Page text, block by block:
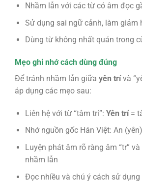
Nhầm lẫn với các từ có âm đọc
Sử dụng sai ngữ cảnh, làm giảm
Dùng từ không nhất quán trong
Mẹo ghi nhớ cách dùng đúng
Để tránh nhầm lẫn giữa yên trívà
áp dụng các mẹo sau:
Liên hệ với từ “tâm trí”: Yên trí=
Nhớ nguồn gốc Hán Việt: An
Luyện phát âm rõ ràng âm “tr” và
nhầm lẫn
Đọc nhiều và chú ý cách sử